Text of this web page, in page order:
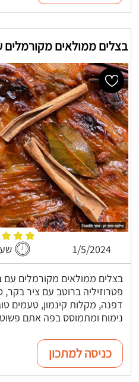
בצלים ממולאים מקורמלים
1/5/2024
בצלים ממולאים מקורמלים עם
פטרוזיליה ברוטב עם ציר בקר,
דפנה, מקלות קינמון, טעמים
נימוח ומתמוסס בפה אתם פשוט
כניסה למתכון